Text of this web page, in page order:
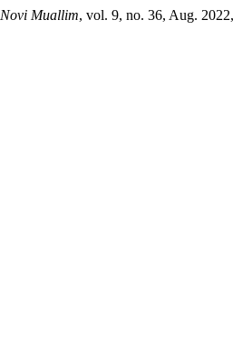
Novi Muallim, vol. 9, no. 36, Aug.